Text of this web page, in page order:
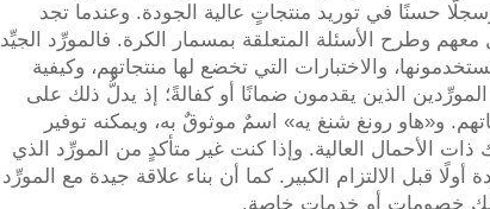
حسنًا في توريد منتجاتٍ عالية الجودة. وعندما تجد
وطرح الأسئلة المتعلقة بمسمار الكرة. فالمورِّد الجيِّد
والاختبارات التي تخضع لها منتجاتهم، وكيفية
الذين يقدمون ضمانًا أو كفالةً؛ إذ يدلُّ ذلك على
و«هاو رونغ شنغ يه» اسمٌ موثوقٌ به، ويمكنه توفير
ذات الأحمال العالية. وإذا كنت غير متأكدٍ من المورِّد الذي
أولًا قبل الالتزام الكبير. كما أن بناء علاقة جيدة مع المورِّد
لك خصومات أو خدمات خاصة.